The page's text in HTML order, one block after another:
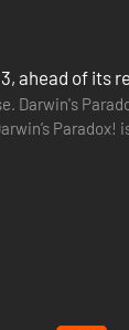
ahead of its
finds…